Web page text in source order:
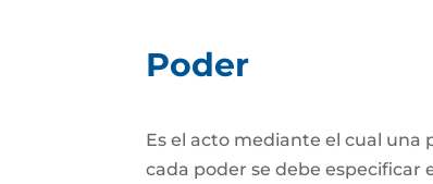
Poder
Es el acto mediante el cual
cada poder se debe especificar